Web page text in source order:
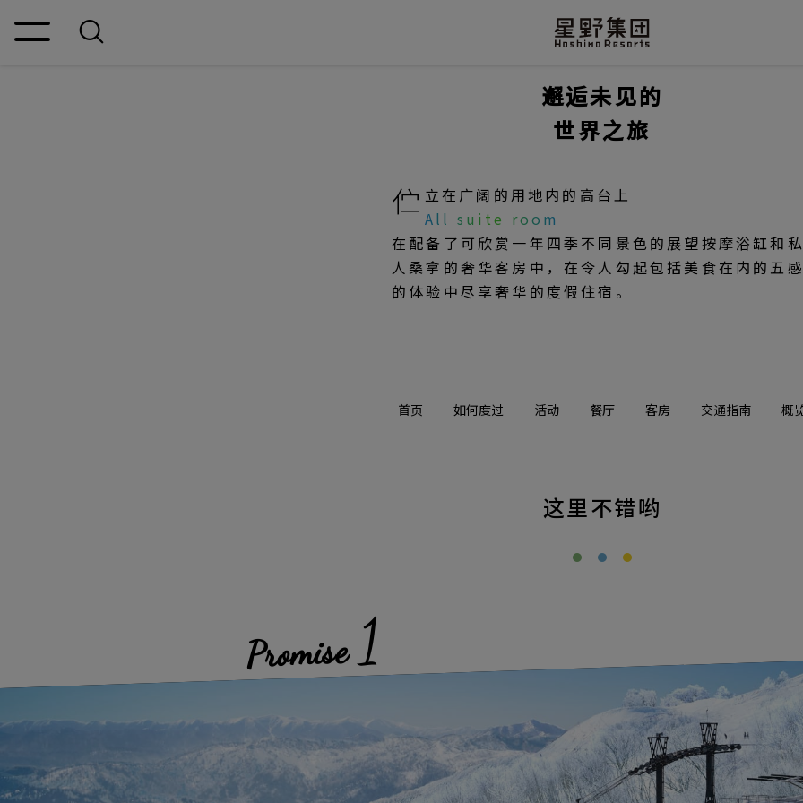
邂逅未见的
世界之旅
伫 立在广阔的用地内的高台上
All suite room
在配备了可欣赏一年四季不同景色的展望按摩浴缸和
人桑拿的奢华客房中，在令人勾起包括美食在内的五
的体验中尽享奢华的度假住宿。
首页 如何度过 活动 餐厅 客房 交通指南 概
这里不错哟
Promise 1